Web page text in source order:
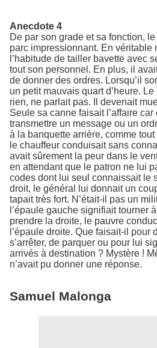
Anecdote 4
De par son grade et sa fonction,
parc impressionnant. En véritable
l’habitude de tailler bavette avec
tout son personnel. En plus, il
de donner des ordres. Lorsqu’il
un petit mauvais quart d’heure.
rien, ne parlait pas. Il devenait
Seule sa canne faisait l’affaire
transmettre un message ou un
à la banquette arrière, comme
le chauffeur conduisait sans
avait sûrement la peur dans le
en attendant que le patron ne lui
codes dont lui seul connaissait le
droit, le général lui donnait un
tapait très fort. N’était-il pas un
l’épaule gauche signifiait tourner
prendre la droite, le pauvre
l’épaule droite. Que faisait-il pour
s’arrêter, de parquer ou pour lui
arrivés à destination ? Mystère !
n’avait pu donner une réponse.
Samuel Malonga